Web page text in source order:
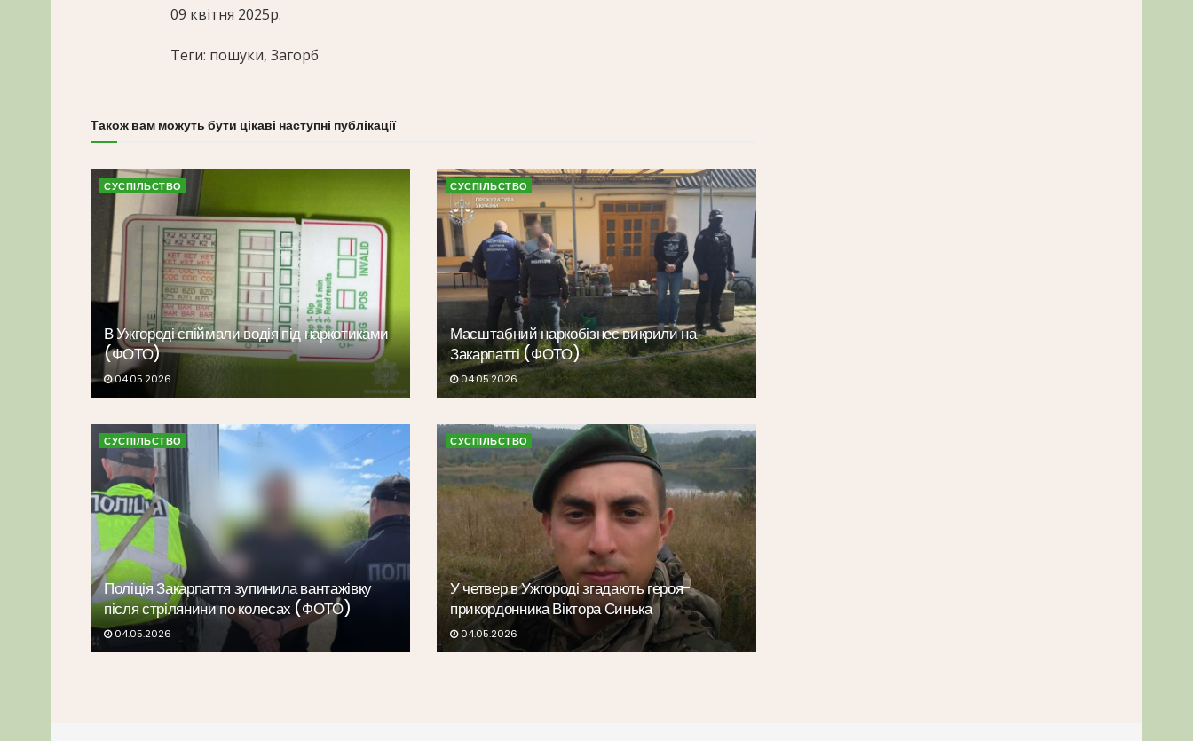
09 квітня 2025р.
Теги: пошуки, Загорб
Також вам можуть бути цікаві наступні публікації
СУСПІЛЬСТВО
В Ужгороді спіймали водія під наркотиками
(ФОТО)
04.05.2026
СУСПІЛЬСТВО
Масштабний наркобізнес викрили на
Закарпатті (ФОТО)
04.05.2026
СУСПІЛЬСТВО
Поліція Закарпаття зупинила вантажівку
після стрілянини по колесах (ФОТО)
04.05.2026
СУСПІЛЬСТВО
У четвер в Ужгороді згадають героя-
прикордонника Віктора Синька
04.05.2026